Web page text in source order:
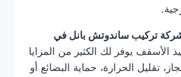
تركيب ساندوتش بانل في
الأسقف يوفر لك الكثير من المزايا
تقليل الحرارة، حماية البضائع أو